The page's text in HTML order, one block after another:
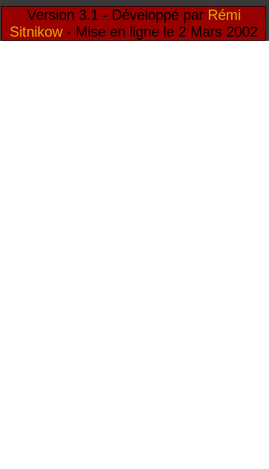
Version 3.1 - Développé par Rémi
Sitnikow- Mise en ligne le 2 Mars 2002